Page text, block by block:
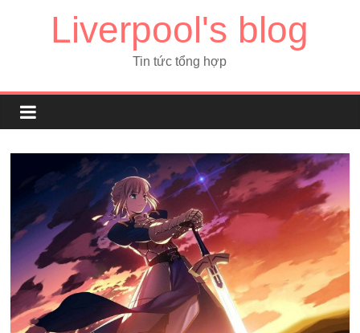
Liverpool's blog
Tin tức tổng hợp